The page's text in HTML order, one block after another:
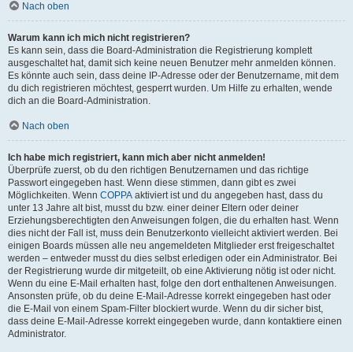
Nach oben
Warum kann ich mich nicht registrieren?
Es kann sein, dass die Board-Administration die Registrierung komplett
ausgeschaltet hat, damit sich keine neuen Benutzer mehr anmelden können.
Es könnte auch sein, dass deine IP-Adresse oder der Benutzername, mit dem
du dich registrieren möchtest, gesperrt wurden. Um Hilfe zu erhalten, wende
dich an die Board-Administration.
Nach oben
Ich habe mich registriert, kann mich aber nicht anmelden!
Überprüfe zuerst, ob du den richtigen Benutzernamen und das richtige
Passwort eingegeben hast. Wenn diese stimmen, dann gibt es zwei
Möglichkeiten. Wenn COPPA aktiviert ist und du angegeben hast, dass du
unter 13 Jahre alt bist, musst du bzw. einer deiner Eltern oder deiner
Erziehungsberechtigten den Anweisungen folgen, die du erhalten hast. Wenn
dies nicht der Fall ist, muss dein Benutzerkonto vielleicht aktiviert werden. Bei
einigen Boards müssen alle neu angemeldeten Mitglieder erst freigeschaltet
werden – entweder musst du dies selbst erledigen oder ein Administrator. Bei
der Registrierung wurde dir mitgeteilt, ob eine Aktivierung nötig ist oder nicht.
Wenn du eine E-Mail erhalten hast, folge den dort enthaltenen Anweisungen.
Ansonsten prüfe, ob du deine E-Mail-Adresse korrekt eingegeben hast oder
die E-Mail von einem Spam-Filter blockiert wurde. Wenn du dir sicher bist,
dass deine E-Mail-Adresse korrekt eingegeben wurde, dann kontaktiere einen
Administrator.